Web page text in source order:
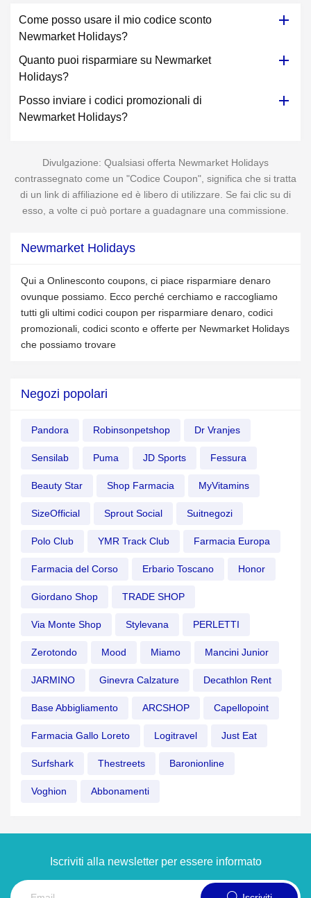
Come posso usare il mio codice sconto
Newmarket Holidays?
Quanto puoi risparmiare su Newmarket
Holidays?
Posso inviare i codici promozionali di
Newmarket Holidays?
Divulgazione: Qualsiasi offerta Newmarket Holidays
contrassegnato come un "Codice Coupon", significa che si tratta
di un link di affiliazione ed è libero di utilizzare. Se fai clic su di
esso, a volte ci può portare a guadagnare una commissione.
Newmarket Holidays
Qui a Onlinesconto coupons, ci piace risparmiare denaro
ovunque possiamo. Ecco perché cerchiamo e raccogliamo
tutti gli ultimi codici coupon per risparmiare denaro, codici
promozionali, codici sconto e offerte per Newmarket Holidays
che possiamo trovare
Negozi popolari
Pandora Robinsonpetshop Dr Vranjes
Sensilab Puma JD Sports Fessura
Beauty Star Shop Farmacia MyVitamins
SizeOfficial Sprout Social Suitnegozi
Polo Club YMR Track Club Farmacia Europa
Farmacia del Corso Erbario Toscano Honor
Giordano Shop TRADE SHOP
Via Monte Shop Stylevana PERLETTI
Zerotondo Mood Miamo Mancini Junior
JARMINO Ginevra Calzature Decathlon Rent
Base Abbigliamento ARCSHOP Capellopoint
Farmacia Gallo Loreto Logitravel Just Eat
Surfshark Thestreets Baronionline
Voghion Abbonamenti
Iscriviti alla newsletter per essere informato